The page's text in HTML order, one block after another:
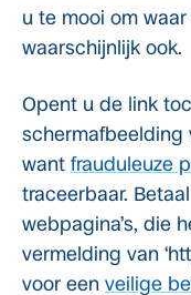
u te mooi om
waarschijnlijk ook.
Opent u de link
schermafbeelding
want frauduleuze
traceerbaar.
webpagina’s, die
vermelding van
voor een veilige